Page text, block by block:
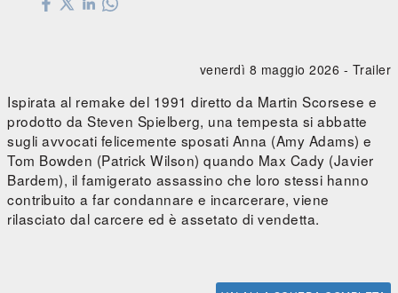
venerdì 8 maggio 2026 - Trailer
Ispirata al remake del 1991 diretto da Martin Scorsese e
prodotto da Steven Spielberg, una tempesta si abbatte
sugli avvocati felicemente sposati Anna (Amy Adams) e
Tom Bowden (Patrick Wilson) quando Max Cady (Javier
Bardem), il famigerato assassino che loro stessi hanno
contribuito a far condannare e incarcerare, viene
rilasciato dal carcere ed è assetato di vendetta.